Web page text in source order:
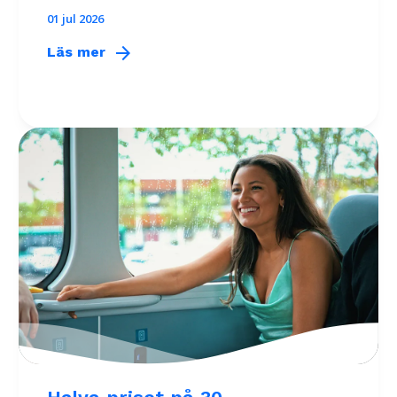
01 jul 2026
Läs mer arrow_forward